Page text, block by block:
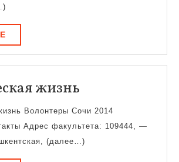
политике
ПОДРОБНЕЕ
жизнь
жизнь
Волонтеры Сочи 2014
Адрес факультета: 109444, —
(далее…)